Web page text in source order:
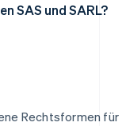
SAS und SARL?
Rechtsformen für